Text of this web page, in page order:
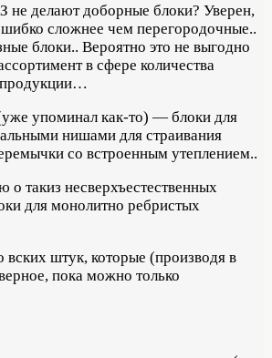
не делают доборные блоки? Уверен,
шибко сложнее чем перегородочные..
блоки.. Вероятно это не выгодно
в сфере количества
упоминал как-то) — блоки для
нишами для страивания
со встроенным утеплением..
о такиз несверхъестественных
для монолитно ребристых
штук, которые (производя в
пока можно только